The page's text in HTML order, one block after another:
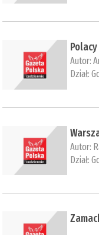
Autor:
Dział:
Autor:
Dział: